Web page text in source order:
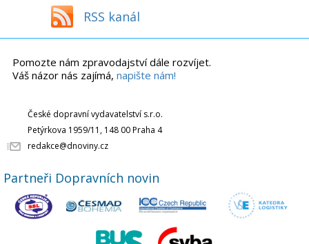
RSS kanál
Pomozte nám zpravodajství dále rozvíjet.
Váš názor nás zajímá, napište nám!
České dopravní vydavatelství s.r.o.
Petýrkova 1959/11, 148 00 Praha 4
redakce@dnoviny.cz
Partneři Dopravních novin